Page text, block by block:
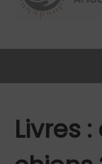
Livres